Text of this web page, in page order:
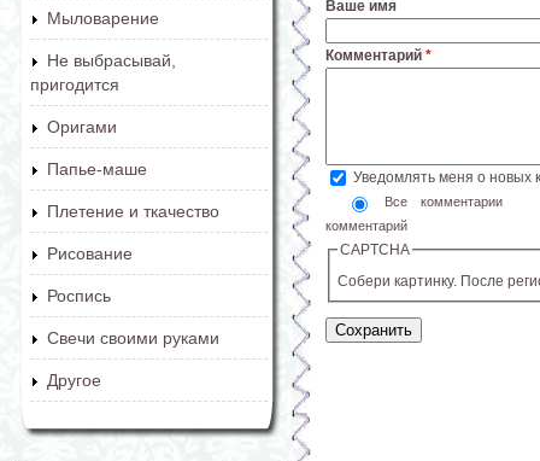
Мыловарение
Не выбрасывай,
пригодится
Оригами
Папье-маше
Плетение и ткачество
Рисование
Роспись
Свечи своими руками
Другое
Ваше имя
Комментарий *
Уведомлять меня о новых
Все комментарии
комментарий
CAPTCHA
Собери картинку. После